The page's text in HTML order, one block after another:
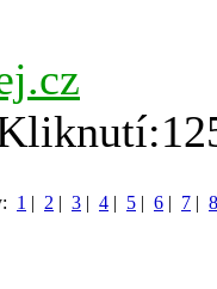
1 | 2 | 3 | 4 | 5 | 6 | 7 | 8